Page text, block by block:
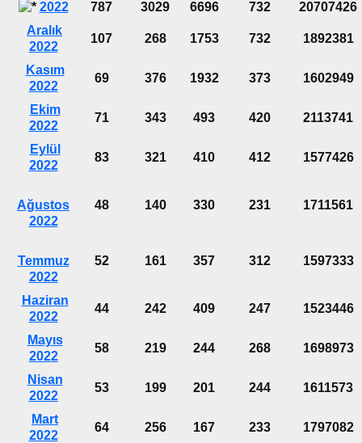
2022 787 3029 6696 732
20707426
Aralık
2022
107 268 1753 732 1892381
Kasım
2022
69 376 1932 373 1602949
Ekim
2022
71 343 493 420 2113741
Eylül
2022
83 321 410 412 1577426
Ağustos
2022
48 140 330 231 1711561
Temmuz
2022
52 161 357 312 1597333
Haziran
2022
44 242 409 247 1523446
Mayıs
2022
58 219 244 268 1698973
Nisan
2022
53 199 201 244 1611573
Mart
2022
64 256 167 233 1797082